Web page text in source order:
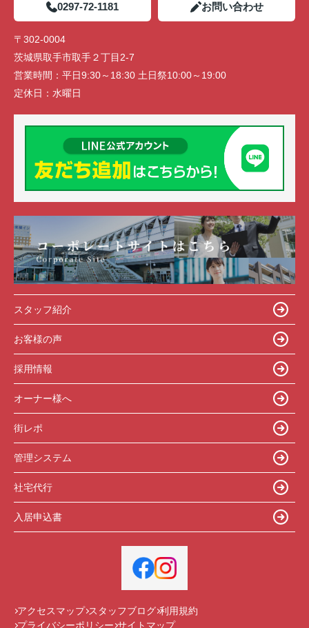
0297-72-1181 お問い合わせ
〒302-0004
茨城県取手市取手２丁目2-7
営業時間： 平日9:30～18:30 土日祭10:00～19:00
定休日： 水曜日
スタッフ紹介
お客様の声
採用情報
オーナー様へ
街レポ
管理システム
社宅代行
入居申込書
アクセスマップ スタッフブログ 利用規約
プライバシーポリシー サイトマップ